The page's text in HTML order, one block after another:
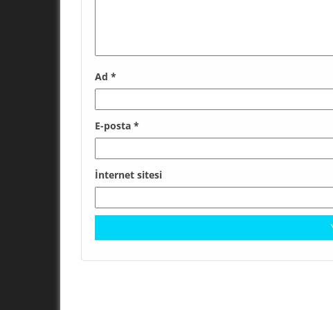
Ad *
E-posta *
İnternet sitesi